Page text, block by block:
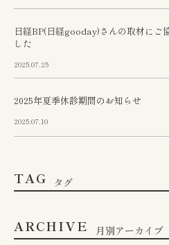
日経BP(日経gooday)さんの取材にご
した
2025.07.25
2025年夏季休診期間のお知らせ
2025.07.10
TAG タグ
ARCHIVE 月別アーカイブ